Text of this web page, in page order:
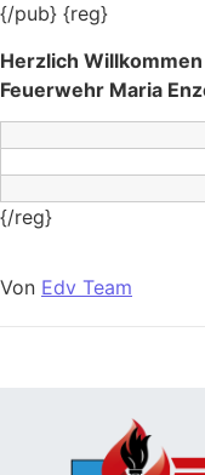
{/pub} {reg}
Herzlich
Feuerwehr Maria
{/reg}
Von Edv Team